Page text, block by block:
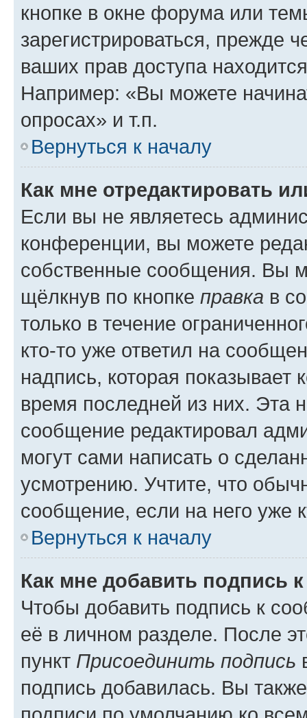
кнопке в окне форума или
зарегистрироваться, прежде
ваших прав доступа
Например: «Вы можете
опросах» и т.п.
Вернуться к началу
Как мне отредактировать
Если вы не являетесь
конференции, вы можете
собственные сообщения. Вы
щёлкнув по кнопке правка в
только в течение
кто-то уже ответил на
надпись, которая показывает
время последней из них. Эта
сообщение редактировал
могут сами написать о
усмотрению. Учтите, что
сообщение, если на него уже
Вернуться к началу
Как мне добавить подпись
Чтобы добавить подпись к
её в личном разделе. После
пункт Присоединить подпись
подпись добавилась. Вы